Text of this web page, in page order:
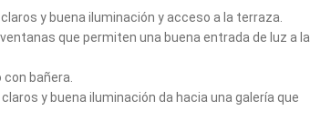
y buena iluminación y acceso a la terraza.
que permiten una buena entrada de luz a la
bañera.
y buena iluminación da hacia una galería que